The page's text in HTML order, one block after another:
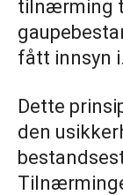
tilnærming
fått innsyn i.
Dette
den